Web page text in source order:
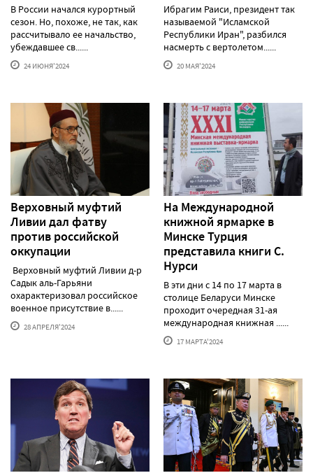
В России начался курортный
сезон. Но, похоже, не так, как
рассчитывало ее начальство,
убеждавшее св......
24 ИЮНЯ'2024
Ибрагим Раиси, президент так
называемой "Исламской
Республики Иран", разбился
насмерть с вертолетом......
20 МАЯ'2024
Верховный муфтий
Ливии дал фатву
против российской
оккупации
Верховный муфтий Ливии д-р
Садык аль-Гарьяни
охарактеризовал российское
военное присутствие в......
28 АПРЕЛЯ'2024
На Международной
книжной ярмарке в
Минске Турция
представила книги С.
Нурси
В эти дни с 14 по 17 марта в
столице Беларуси Минске
проходит очередная 31-ая
международная книжная ......
17 МАРТА'2024